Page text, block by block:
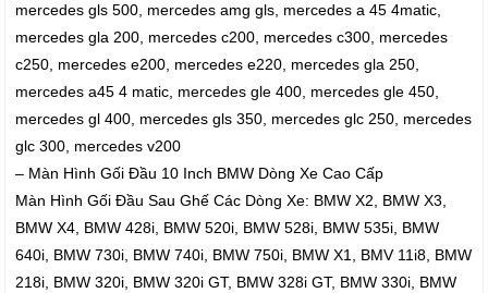
mercedes gls 500, mercedes amg gls, mercedes a 45 4matic,
mercedes gla 200, mercedes c200, mercedes c300, mercedes
c250, mercedes e200, mercedes e220, mercedes gla 250,
mercedes a45 4 matic, mercedes gle 400, mercedes gle 450,
mercedes gl 400, mercedes gls 350, mercedes glc 250, mercedes
glc 300, mercedes v200
– Màn Hình Gối Đầu 10 Inch BMW Dòng Xe Cao Cấp
Màn Hình Gối Đầu Sau Ghế Các Dòng Xe: BMW X2, BMW X3,
BMW X4, BMW 428i, BMW 520i, BMW 528i, BMW 535i, BMW
640i, BMW 730i, BMW 740i, BMW 750i, BMW X1, BMV 11i8, BMW
218i, BMW 320i, BMW 320i GT, BMW 328i GT, BMW 330i, BMW